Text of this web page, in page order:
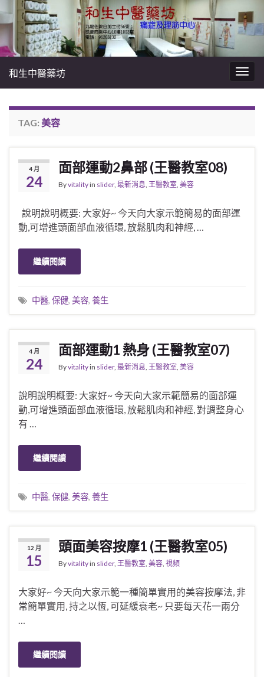
和生中醫藥坊
TAG: 美容
4 月
24
面部運動2鼻部 (王醫教室08)
Byvitalityin slider, 最新消息 王醫教室 美容
說明說明概要: 大家好~ 今天向大家示範簡易的面部運
動,可增進頭面部血液循環, 放鬆肌肉和神經, …
繼續閱讀
中醫, 保健, 美容, 養生
4 月
24
面部運動1 熱身 (王醫教室07)
Byvitalityin slider, 最新消息 王醫教室 美容
說明說明概要: 大家好~ 今天向大家示範簡易的面部運
動,可增進頭面部血液循環, 放鬆肌肉和神經, 對調整身心
有 …
繼續閱讀
中醫, 保健, 美容, 養生
12 月
15
頭面美容按摩1 (王醫教室05)
Byvitalityin slider, 王醫教室 美容 視頻
大家好~ 今天向大家示範一種簡單實用的美容按摩法, 非
常簡單實用, 持之以恆, 可延緩衰老~ 只要每天花一兩分
繼續閱讀